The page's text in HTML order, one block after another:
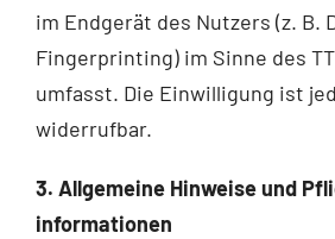
im Endgerät des Nutzers (z. B.
Fingerprinting) im Sinne des
umfasst. Die Einwilligung ist
widerrufbar.
3. Allgemeine Hinweise und
informationen